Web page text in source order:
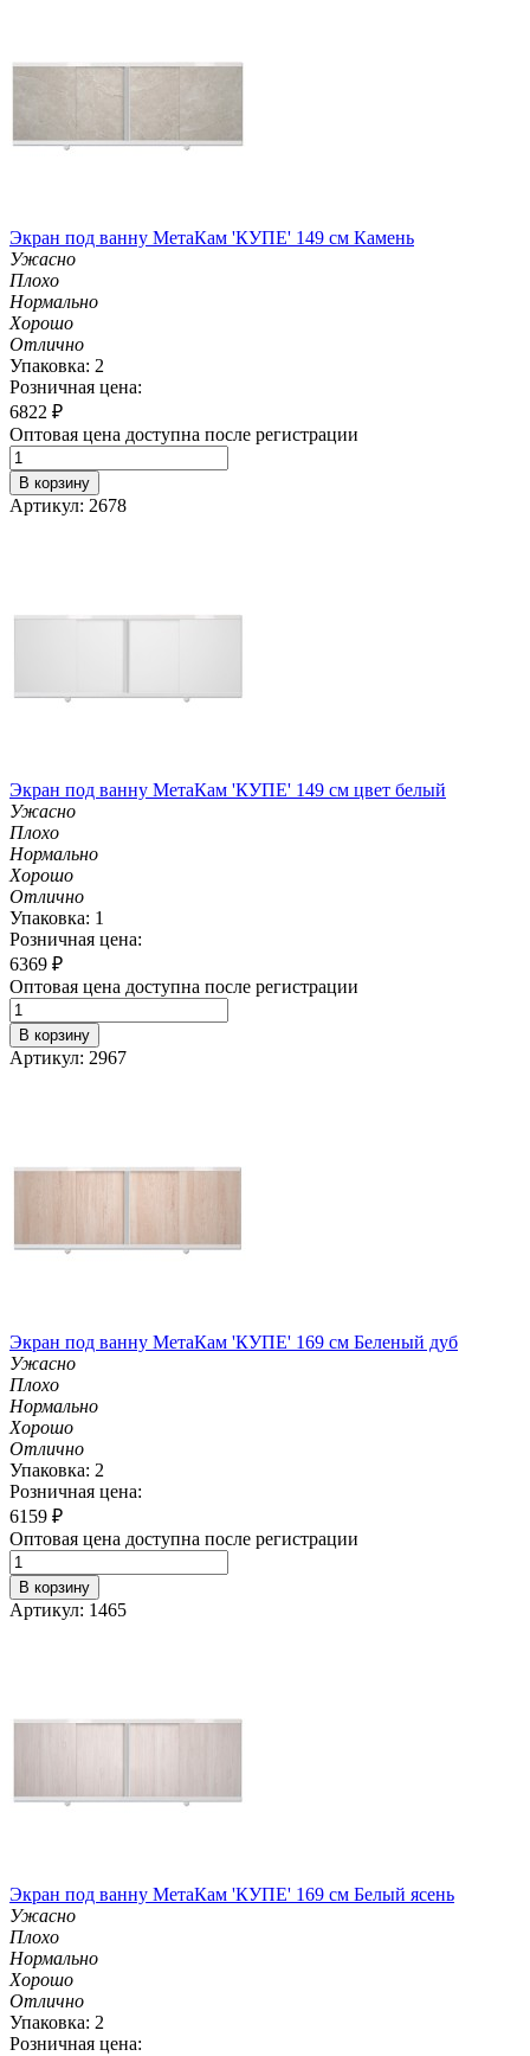
Экран под ванну МетаКам 'КУПЕ' 149 см Камень
Ужасно
Плохо
Нормально
Хорошо
Отлично
Упаковка: 2
Розничная цена:
6822 ₽
Оптовая цена доступна после регистрации
В корзину
Артикул: 2678
Экран под ванну МетаКам 'КУПЕ' 149 см цвет белый
Ужасно
Плохо
Нормально
Хорошо
Отлично
Упаковка: 1
Розничная цена:
6369 ₽
Оптовая цена доступна после регистрации
В корзину
Артикул: 2967
Экран под ванну МетаКам 'КУПЕ' 169 см Беленый дуб
Ужасно
Плохо
Нормально
Хорошо
Отлично
Упаковка: 2
Розничная цена:
6159 ₽
Оптовая цена доступна после регистрации
В корзину
Артикул: 1465
Экран под ванну МетаКам 'КУПЕ' 169 см Белый ясень
Ужасно
Плохо
Нормально
Хорошо
Отлично
Упаковка: 2
Розничная цена: